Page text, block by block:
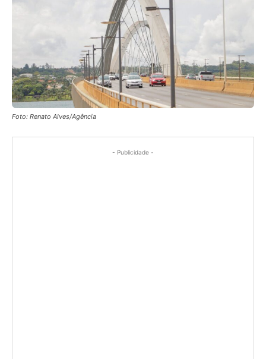
Foto: Renato Alves/Agência
- Publicidade -